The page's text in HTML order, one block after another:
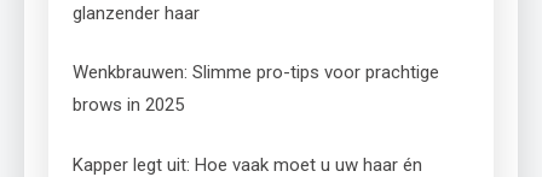
glanzender haar
Wenkbrauwen: Slimme pro-tips voor prachtige
brows in 2025
Kapper legt uit: Hoe vaak moet u uw haar én